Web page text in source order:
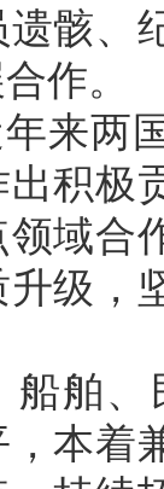
骸、
作。
来两
积极
域合
级，
船舶
本着